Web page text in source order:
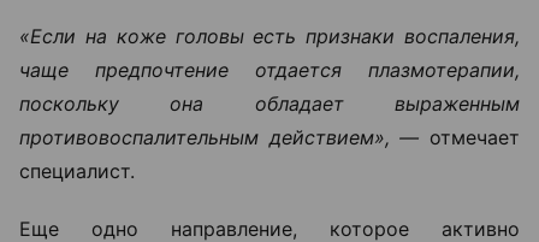
«Если на коже головы есть признаки воспаления,
чаще предпочтение отдается плазмотерапии,
поскольку она обладает выраженным
противовоспалительным действием», — отмечает
специалист.
Еще одно направление, которое активно